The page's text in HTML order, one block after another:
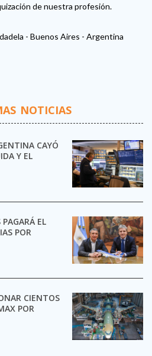
de nuestra profesión.
- Buenos Aires - Argentina
NOTICIAS
CAYÓ
Y EL
EL
POR
CIENTOS
POR